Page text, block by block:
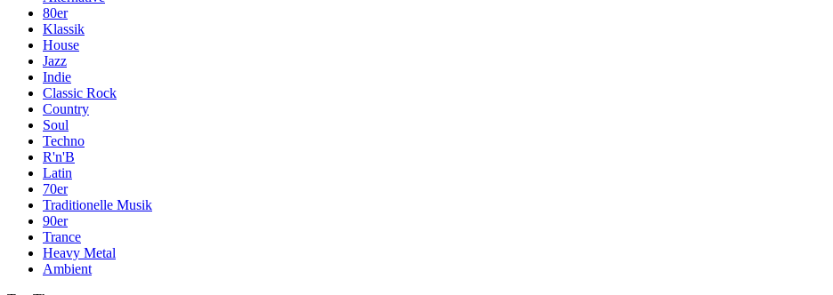
80er
Klassik
House
Jazz
Indie
Classic Rock
Country
Soul
Techno
R'n'B
Latin
70er
Traditionelle Musik
90er
Trance
Heavy Metal
Ambient